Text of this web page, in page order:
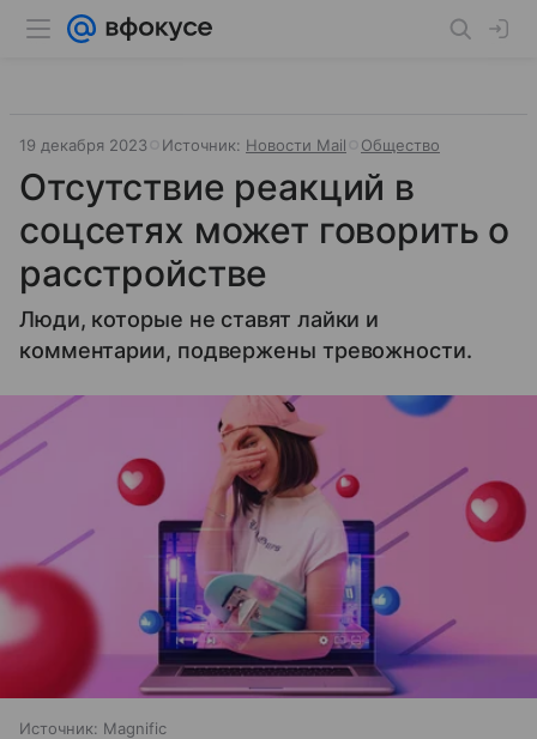
19 декабря 2023 Источник: Новости Mail Общество
Отсутствие реакций в
соцсетях может говорить о
расстройстве
Люди, которые не ставят лайки и
комментарии, подвержены тревожности.
Источник: Magnific